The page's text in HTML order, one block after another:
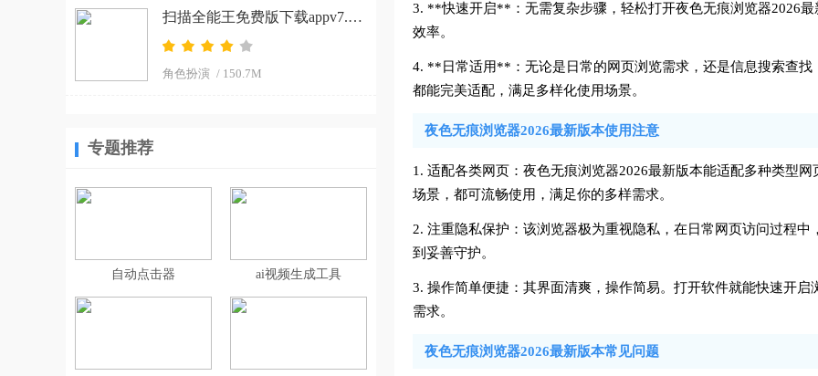
扫描全能王免费版下载appv7.15.0.2604020000 安卓版
角色扮演 / 150.7M
专题推荐
自动点击器 ai视频生成工具
3. **快速开启**：无需复杂步骤，轻松打开夜色无痕浏览器2026
效率。
4. **日常适用**：无论是日常的网页浏览需求，还是信息搜索查
都能完美适配，满足多样化使用场景。
夜色无痕浏览器2026最新版本使用注意
1. 适配各类网页：夜色无痕浏览器2026最新版本能适配多种类型
场景，都可流畅使用，满足你的多样需求。
2. 注重隐私保护：该浏览器极为重视隐私，在日常网页访问过程
到妥善守护。
3. 操作简单便捷：其界面清爽，操作简易。打开软件就能快速开
需求。
夜色无痕浏览器2026最新版本常见问题